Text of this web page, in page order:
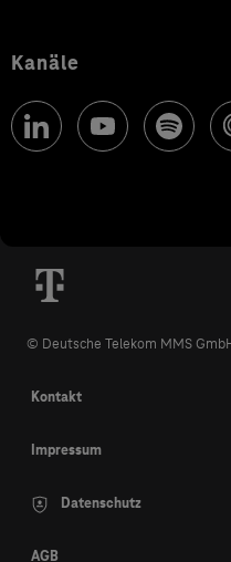
Kanäle
© Deutsche Telekom MMS
Kontakt
Impressum
Datenschutz
AGB